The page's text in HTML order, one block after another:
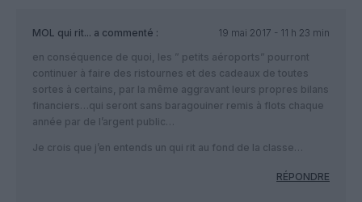
MOL qui rit... a commenté :
19 mai 2017 - 11 h 23 min
en conséquence de quoi, les ” petits aéroports” pourront
continuer à faire des ristournes et des cadeaux de toutes
sortes à certains, par la même aggravant leurs propres bilans
financiers…qui seront sans baragouiner remis à flots chaque
année par de l’argent public…
Je crois que j’en entends un qui rit au fond de la classe…
RÉPONDRE